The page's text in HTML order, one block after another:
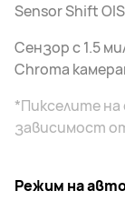
Sensor Shift
Сензор с 1.5
Chroma
*Пикселите
зависимост
Режим на